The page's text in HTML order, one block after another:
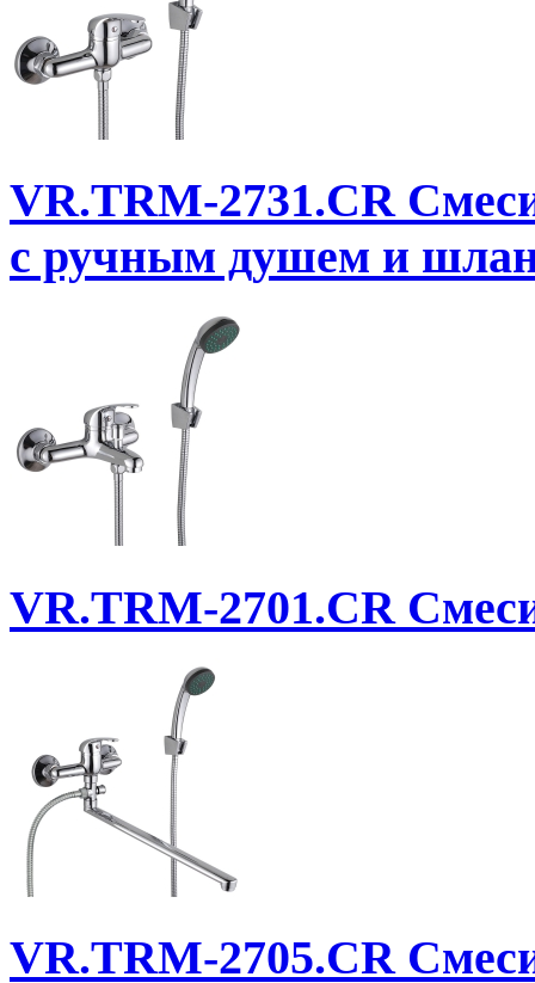
VR.TRM-2731.CR
с ручным душем и
VR.TRM-2701.CR
VR.TRM-2705.CR